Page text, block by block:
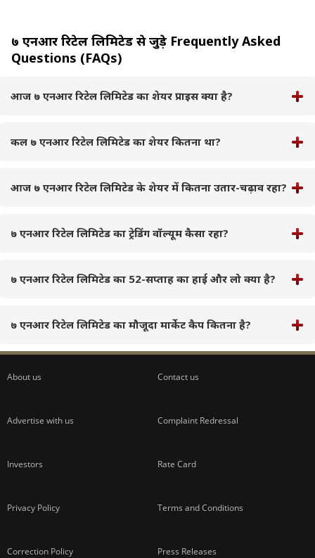
७ एनआर रिटेल लिमिटेड से जुड़े Frequently Asked
Questions (FAQs)
आज ७ एनआर रिटेल लिमिटेड का शेयर प्राइस क्या है?
कल ७ एनआर रिटेल लिमिटेड का शेयर कितना था?
आज ७ एनआर रिटेल लिमिटेड के शेयर में कितना उतार-चढ़ाव रहा?
७ एनआर रिटेल लिमिटेड का ट्रेडिंग वॉल्यूम कैसा रहा?
७ एनआर रिटेल लिमिटेड का 52-सप्ताह का हाई और लो क्या है?
७ एनआर रिटेल लिमिटेड का मौजूदा मार्केट कैप कितना है?
About us Contact us
Advertise with us Complaint Redressal
Investors Rate Card
Privacy Policy Terms and Conditions
Correction Policy Press Releases